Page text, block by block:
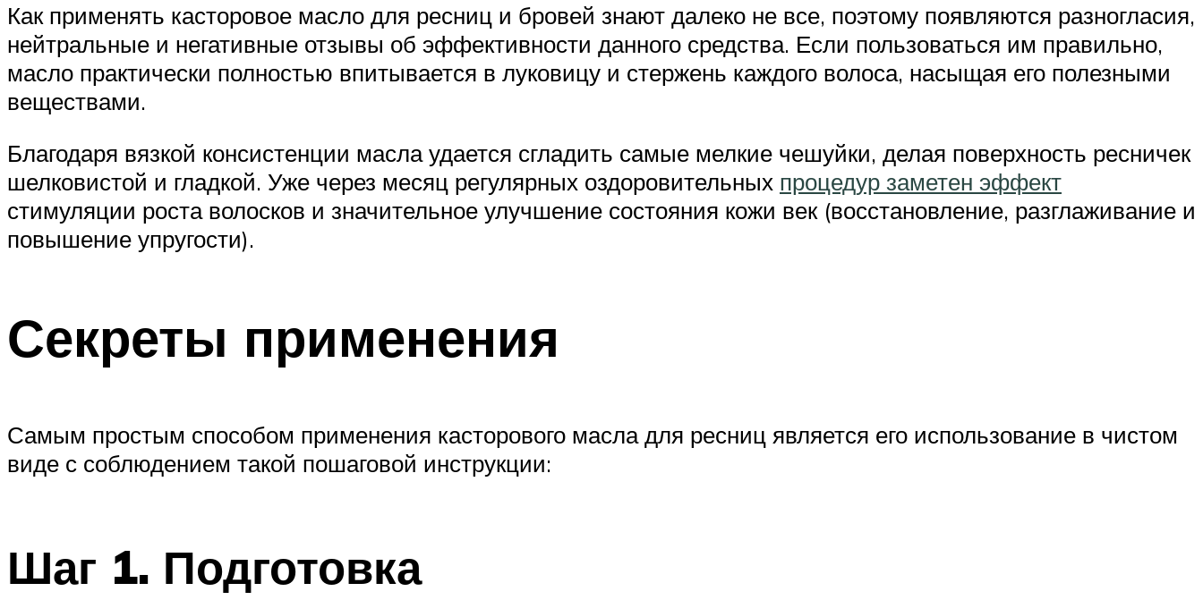
Как применять касторовое масло для ресниц и бровей знают далеко не все, поэтому появляются разногласия,
нейтральные и негативные отзывы об эффективности данного средства. Если пользоваться им правильно,
масло практически полностью впитывается в луковицу и стержень каждого волоса, насыщая его полезными
веществами.
Благодаря вязкой консистенции масла удается сгладить самые мелкие чешуйки, делая поверхность ресничек
шелковистой и гладкой. Уже через месяц регулярных оздоровительных процедур заметен эффект
стимуляции роста волосков и значительное улучшение состояния кожи век (восстановление, разглаживание и
повышение упругости).
Секреты применения
Самым простым способом применения касторового масла для ресниц является его использование в чистом
виде с соблюдением такой пошаговой инструкции:
Шаг 1. Подготовка